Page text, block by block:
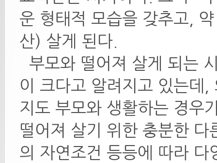
운 형태적 모습을 갖추고,
산) 살게 된다.
부모와 떨어져 살게 되는
이 크다고 알려지고 있는데
지도 부모와 생활하는 경우
떨어져 살기 위한 충분한
의 자연조건 등등에 따라